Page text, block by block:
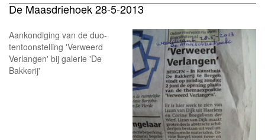
De Maasdriehoek 28-5-2013
Aankondiging van de duo-
tentoonstelling 'Verweerd
Verlangen' bij galerie 'De
Bakkerij'